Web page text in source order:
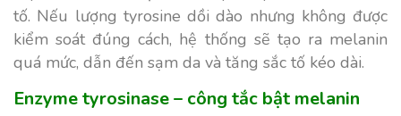
tố. Nếu lượng tyrosine dồi dào nhưng không được
kiểm soát đúng cách, hệ thống sẽ tạo ra melanin
quá mức, dẫn đến sạm da và tăng sắc tố kéo dài.
Enzyme tyrosinase – công tắc bật melanin